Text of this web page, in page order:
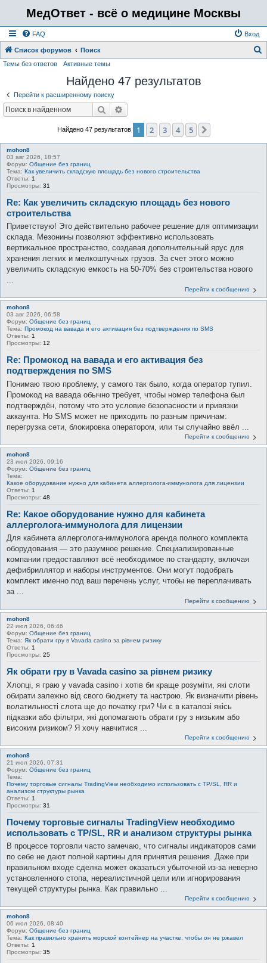
МедОтвет - всё о медицине Москвы
FAQ Вход
Список форумов Поиск
Темы без ответов Активные темы
Найдено 47 результатов
Перейти к расширенному поиску
Поиск
Найдено 47 результатов 1 2 3 4 5
mohon8
03 авг 2026, 18:57
Форум: Общение без границ
Тема: Как увеличить складскую площадь без нового строительства
Ответы: 1
Просмотры: 31
Re: Как увеличить складскую площадь без нового
строительства
Приветствую! Это действительно рабочее решение для оптимизации
склада. Мезонины позволяют эффективно использовать
вертикальное пространство, создавая дополнительный ярус для
хранения легких и мелкоштучных грузов. За счет этого можно
увеличить складскую емкость на 50-70% без строительства нового
...
Перейти к сообщению
mohon8
03 авг 2026, 06:58
Форум: Общение без границ
Тема: Промокод на вавада и его активация без подтверждения по SMS
Ответы: 1
Просмотры: 12
Re: Промокод на вавада и его активация без
подтверждения по SMS
Понимаю твою проблему, у самого так было, когда оператор тупил.
Промокод на вавада обычно требует, чтобы номер телефона был
подтверждён, потому что это условие безопасности и привязки
аккаунта. Но SMS может не приходить по разным причинам:
перегрузка сети, блокировка оператором, или ты случайно ввёл ...
Перейти к сообщению
mohon8
23 июл 2026, 09:16
Форум: Общение без границ
Тема:
Какое оборудование нужно для кабинета аллерголога-иммунолога для лицензии
Ответы: 1
Просмотры: 48
Re: Какое оборудование нужно для кабинета
аллерголога-иммунолога для лицензии
Для кабинета аллерголога-иммунолога аренда полного комплекта
оборудования — это разумное решение. Специализированные
компании предоставляют всё необходимое по стандарту, включая
дефибриллятор и наборы инструментов. Они могут подобрать
комплект именно под ваш перечень услуг, чтобы не переплачивать
за ...
Перейти к сообщению
mohon8
22 июл 2026, 06:46
Форум: Общение без границ
Тема: Як обрати гру в Vavada casino за рівнем ризику
Ответы: 1
Просмотры: 25
Як обрати гру в Vavada casino за рівнем ризику
Хлопці, я граю у vavada casino і хотів би краще розуміти, які слоти
обирати залежно від свого бюджету та настрою. Як визначити рівень
волатильності слота ще до початку гри? Чи є в каталозі якісь
підказки або фільтри, які допомагають обрати гру з низьким або
високим ризиком? Я хочу навчитися ...
Перейти к сообщению
mohon8
21 июл 2026, 07:31
Форум: Общение без границ
Тема:
Почему торговые сигналы TradingView необходимо использовать с TP/SL, RR и
анализом структуры рынка
Ответы: 1
Просмотры: 31
Почему торговые сигналы TradingView необходимо
использовать с TP/SL, RR и анализом структуры рынка
В процессе торговли часто замечаю, что сигналы индикаторов сами
по себе не дают полной картины для принятия решения. Даже при
правильном входе сделка может оказаться убыточной из-за неверно
установленного стопа, нереалистичной цели или игнорирования
текущей структуры рынка. Как правильно ...
Перейти к сообщению
mohon8
06 июл 2026, 08:40
Форум: Общение без границ
Тема: Как правильно хранить морской контейнер на участке, чтобы он не ржавел
Ответы: 1
Просмотры: 35